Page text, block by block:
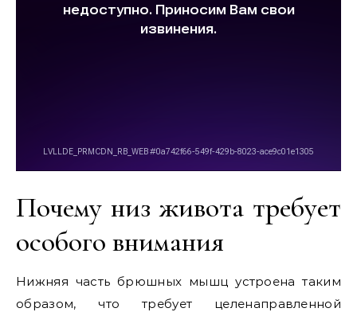
Почему низ живота требует
особого внимания
Нижняя часть брюшных мышц устроена таким
образом, что требует целенаправленной